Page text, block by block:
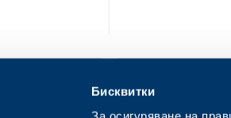
Бисквитки